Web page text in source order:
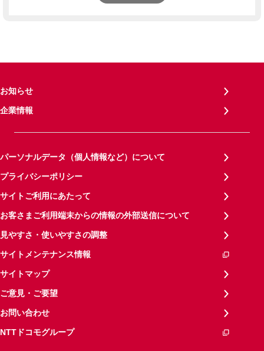
お知らせ
企業情報
パーソナルデータ（個人情報など）について
プライバシーポリシー
サイトご利用にあたって
お客さまご利用端末からの情報の外部送信について
見やすさ・使いやすさの調整
サイトメンテナンス情報
サイトマップ
ご意見・ご要望
お問い合わせ
NTTドコモグループ